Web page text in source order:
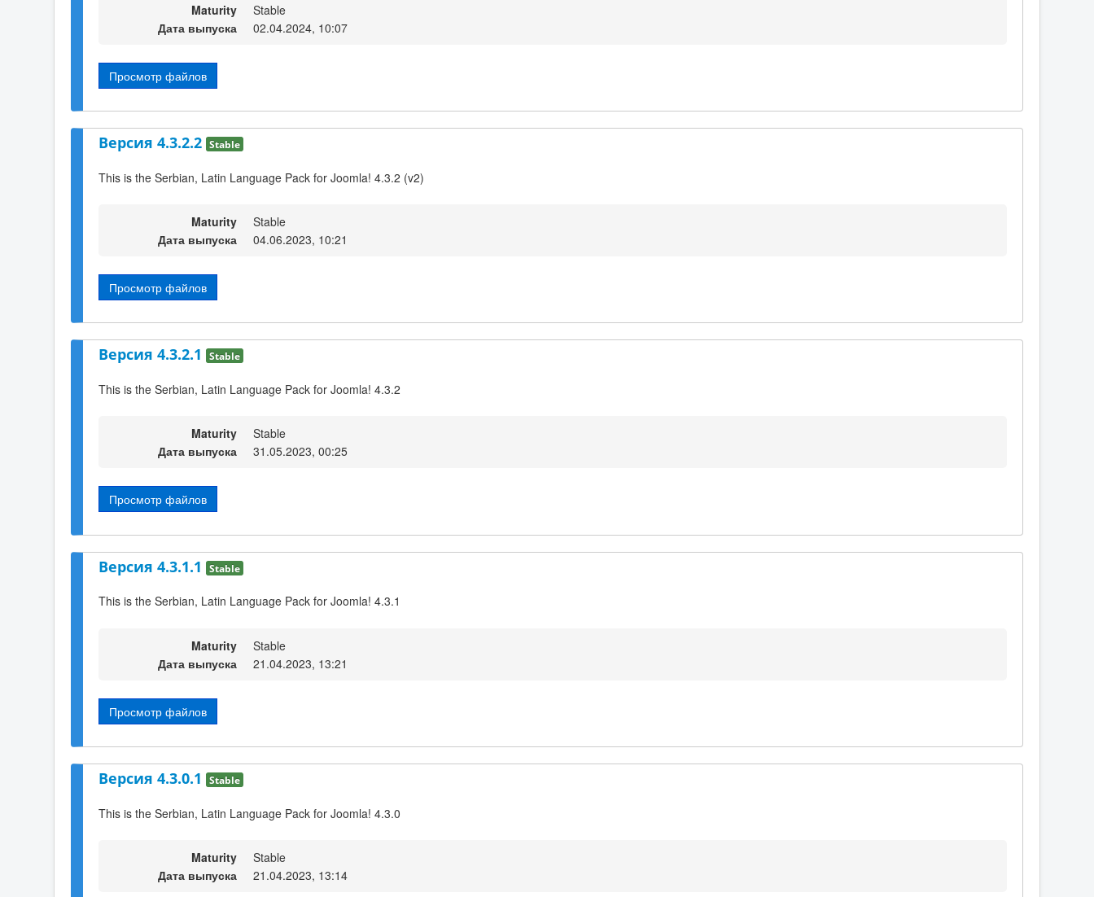
Maturity
Stable
Дата выпуска
02.04.2024, 10:07
Просмотр файлов
Версия 4.3.2.2 Stable
This is the Serbian, Latin Language Pack for Joomla! 4.3.2 (v2)
Maturity
Stable
Дата выпуска
04.06.2023, 10:21
Просмотр файлов
Версия 4.3.2.1 Stable
This is the Serbian, Latin Language Pack for Joomla! 4.3.2
Maturity
Stable
Дата выпуска
31.05.2023, 00:25
Просмотр файлов
Версия 4.3.1.1 Stable
This is the Serbian, Latin Language Pack for Joomla! 4.3.1
Maturity
Stable
Дата выпуска
21.04.2023, 13:21
Просмотр файлов
Версия 4.3.0.1 Stable
This is the Serbian, Latin Language Pack for Joomla! 4.3.0
Maturity
Stable
Дата выпуска
21.04.2023, 13:14